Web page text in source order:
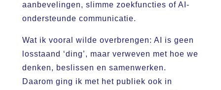
aanbevelingen, slimme zoekfuncties of AI-
ondersteunde communicatie.
Wat ik vooral wilde overbrengen: AI is geen
losstaand ‘ding’, maar verweven met hoe we
denken, beslissen en samenwerken.
Daarom ging ik met het publiek ook in